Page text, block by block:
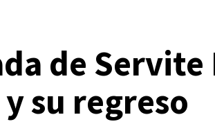
de Servite
su regreso